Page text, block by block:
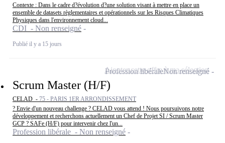
Contexte : Dans le cadre d?évolution d?une solution visant à mettre en place un
ensemble de datasets règlementaires et opérationnels sur les Risques Climatiques
Physiques dans l'environnement cloud...
CDI - Non renseigné
Publié il y a 15 jours
Scrum Master (H/F)
CELAD - 75 - PARIS 1ER ARRONDISSEMENT
? Envie d'un nouveau challenge ? CELAD vous attend ! Nous poursuivons notre
développement et recherchons actuellement un Chef de Projet SI / Scrum Master
GCP ? SAFe (H/F) pour intervenir chez l'un...
Profession libérale - Non renseigné
Profession libéraleNon renseigné
Ajouter cette offre à ma sélection